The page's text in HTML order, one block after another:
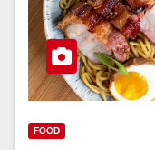
FOOD